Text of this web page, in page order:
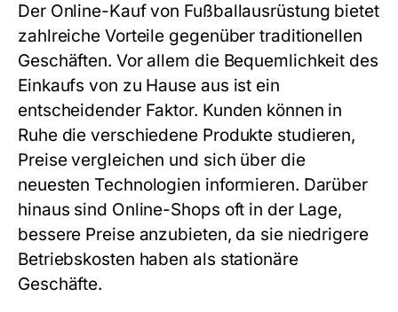
Der Online-Kauf von Fußballausrüstung bietet
zahlreiche Vorteile gegenüber traditionellen
Geschäften. Vor allem die Bequemlichkeit des
Einkaufs von zu Hause aus ist ein
entscheidender Faktor. Kunden können in
Ruhe die verschiedene Produkte studieren,
Preise vergleichen und sich über die
neuesten Technologien informieren. Darüber
hinaus sind Online-Shops oft in der Lage,
bessere Preise anzubieten, da sie niedrigere
Betriebskosten haben als stationäre
Geschäfte.